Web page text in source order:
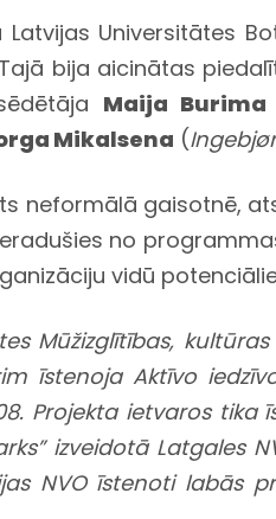
Latvijas Universitātes
bija aicinātas
Maija Burima
Mikalsena (
neformālā gaisotnē,
no
vidū
Mūžizglītības,
īstenoja Aktīvo
Projekta ietvaros
izveidotā Latgales
NVO īstenoti labās